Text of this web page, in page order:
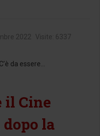
2022 Visite: 6337
da essere...
il Cine
la